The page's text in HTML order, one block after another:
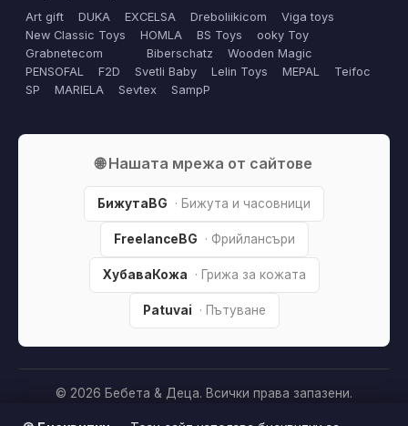
Art gift DUKA EXCELSA Dreboliikicom
Viga toys
New Classic Toys
HOMLA BS Toys
ooky Toy
Grabnetecom
Biberschatz
Wooden Magic
PENSOFAL
F2D Svetli Baby Lelin Toys MEPAL
Teifoc
SP
MARIELA Sevtex SampP
🌐 Нашата мрежа от сайтове
БижутаBG · Бижута и часовници
FreelanceBG · Фрийлансъри
ХубаваКожа · Грижа за кожата
Patuvai · Пътуване
© 2026 Бебета & Деца. Всички права запазени.
Партньорско разкриване: Този сайт е независим и